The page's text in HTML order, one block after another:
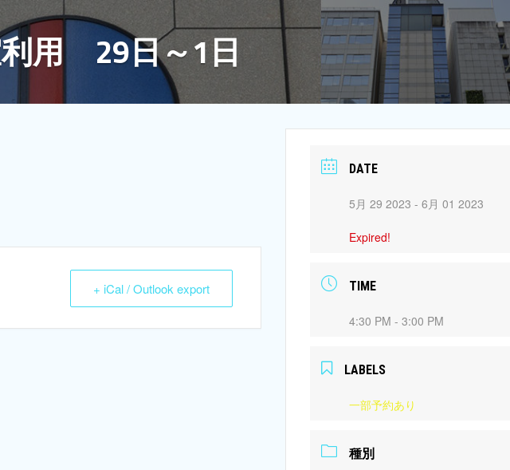
用 29日～1日
+ iCal / Outlook export
DATE
5月 29 2023 - 6月 01 2023
Expired!
TIME
4:30 PM - 3:00 PM
LABELS
一部予約あり
種別